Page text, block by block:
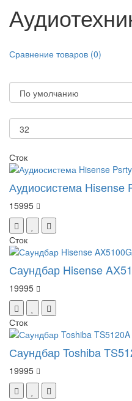
Сравнение товаров (0)
Сток
Аудиосистема Hisense
15995
Сток
Саундбар Hisense
19995
Сток
Саундбар Toshiba
19995